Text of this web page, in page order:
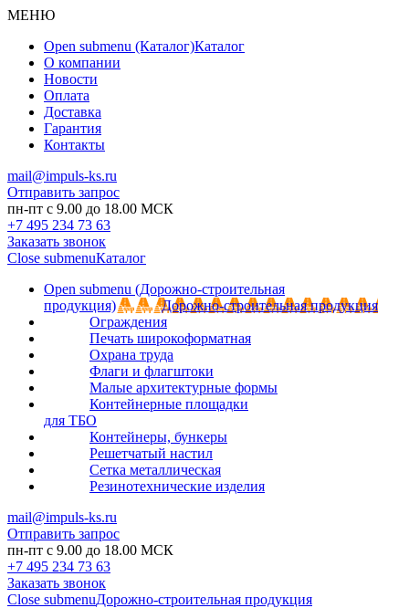
МЕНЮ
Open submenu (Каталог)Каталог
О компании
Новости
Оплата
Доставка
Гарантия
Контакты
mail@impuls-ks.ru
Отправить запрос
пн-пт с 9.00 до 18.00 МСК
+7 495 234 73 63
Заказать звонок
Close submenuКаталог
Open submenu (Дорожно-строительная
продукция)
Дорожно-строительная продукция
Ограждения
Печать широкоформатная
Охрана труда
Флаги и флагштоки
Малые архитектурные формы
Контейнерные площадки
для ТБО
Контейнеры, бункеры
Решетчатый настил
Сетка металлическая
Резинотехнические изделия
mail@impuls-ks.ru
Отправить запрос
пн-пт с 9.00 до 18.00 МСК
+7 495 234 73 63
Заказать звонок
Close submenuДорожно-строительная продукция